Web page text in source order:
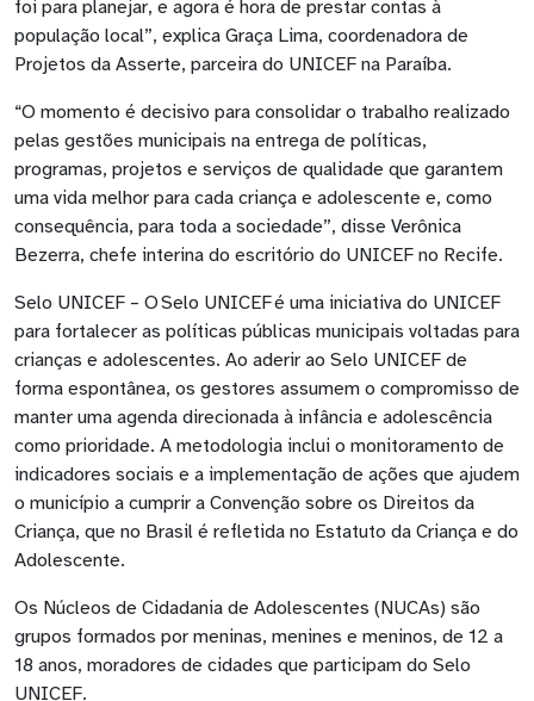
foi para planejar, e agora é hora de prestar contas à
população local”, explica Graça Lima, coordenadora de
Projetos da Asserte, parceira do UNICEF na Paraíba.
“O momento é decisivo para consolidar o trabalho realizado
pelas gestões municipais na entrega de políticas,
programas, projetos e serviços de qualidade que garantem
uma vida melhor para cada criança e adolescente e, como
consequência, para toda a sociedade”, disse Verônica
Bezerra, chefe interina do escritório do UNICEF no Recife.
Selo UNICEF – O Selo UNICEF é uma iniciativa do UNICEF
para fortalecer as políticas públicas municipais voltadas para
crianças e adolescentes. Ao aderir ao Selo UNICEF de
forma espontânea, os gestores assumem o compromisso de
manter uma agenda direcionada à infância e adolescência
como prioridade. A metodologia inclui o monitoramento de
indicadores sociais e a implementação de ações que ajudem
o município a cumprir a Convenção sobre os Direitos da
Criança, que no Brasil é refletida no Estatuto da Criança e do
Adolescente.
Os Núcleos de Cidadania de Adolescentes (NUCAs) são
grupos formados por meninas, menines e meninos, de 12 a
18 anos, moradores de cidades que participam do Selo
UNICEF.